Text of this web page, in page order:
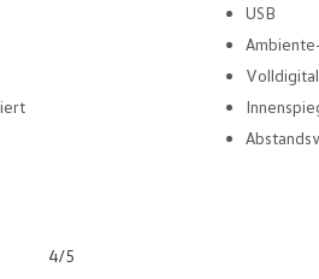
USB
4/5